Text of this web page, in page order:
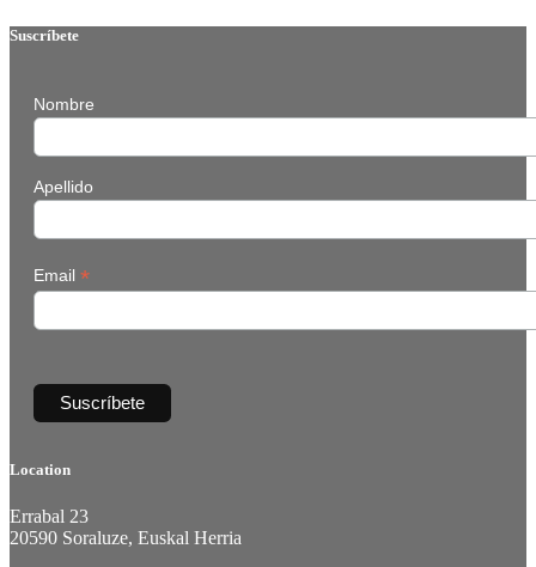
Suscríbete
Nombre
Apellido
Email *
Location
Errabal 23
20590 Soraluze, Euskal Herria